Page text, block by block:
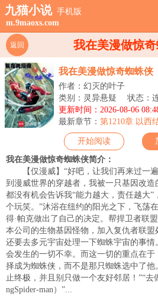
九猫小说 手机版
m.9maoxs.com
我在美漫做惊
返回
我在美漫做惊奇蜘蛛侠
作者：幻灭的叶子
类别：灵异悬疑
状态：
更新时间：2026-08-06
最新章节： 第1210章 以西
开始阅读
我在美漫做惊奇蜘蛛侠简介：
【仅漫威】“好吧，让我们再来过一
到漫威世界的穿越者，我被一只基因改
都没有机会告诉我“能力越大，责任越大
个玩笑。”沐浴在纽约的阳光之下，飞荡
得·帕克做出了自己的决定。帮捍卫者联
本公司的生物基因怪物，加入复仇者联
还要去多元宇宙处理一下蜘蛛宇宙的事
会发生的一切不幸。而这一切的重点在于
择成为蜘蛛侠，而不是那只蜘蛛选中了他
止终极，并且别只做一个友好邻居！”“
ngSpider-man）”...